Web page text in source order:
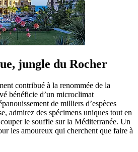
jungle du Rocher
contribué à la renommée de la
bénéficie d’un microclimat
de milliers d’espèces
admirez des spécimens uniques tout en
le souffle sur la Méditerranée. Un
les amoureux qui cherchent que faire à